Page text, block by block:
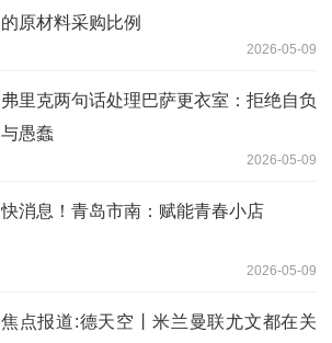
的原材料采购比例
2026-05-09
弗里克两句话处理巴萨更衣室：拒绝自负
与愚蠢
2026-05-09
快消息！青岛市南：赋能青春小店
2026-05-09
焦点报道:德天空丨米兰曼联尤文都在关